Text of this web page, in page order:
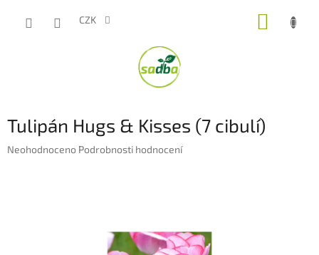
CZK
Tulipán Hugs & Kisses (7 cibulí)
Průměrné
Neohodnoceno Podrobnosti hodnocení